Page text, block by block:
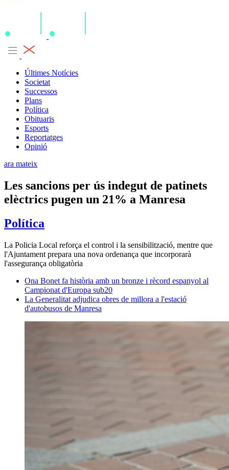
Últimes Notícies
Societat
Successos
Plans
Política
Obituaris
Esports
Reportatges
Opinió
ara mateix
Les sancions per ús indegut de patinets
elèctrics pugen un 21% a Manresa
Política
La Policia Local reforça el control i la sensibilització, mentre que
l'Ajuntament prepara una nova ordenança que incorporarà
l'assegurança obligatòria
Ona Bonet fa història amb un bronze i rècord espanyol al
Campionat d'Europa sub20
La Generalitat adjudica obres de millora a l'estació
d'autobusos de Manresa